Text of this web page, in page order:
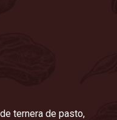
ternera de pasto,